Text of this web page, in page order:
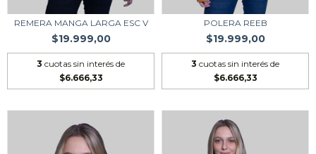
REMERA MANGA LARGA ESC V
$19.999,00
3 cuotas sin interés de
$6.666,33
POLERA REEB
$19.999,00
3 cuotas sin interés de
$6.666,33